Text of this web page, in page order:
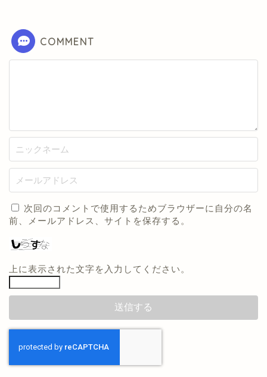
COMMENT
次回のコメントで使用するためブラウザーに自分の名
前、メールアドレス、サイトを保存する。
上に表示された文字を入力してください。